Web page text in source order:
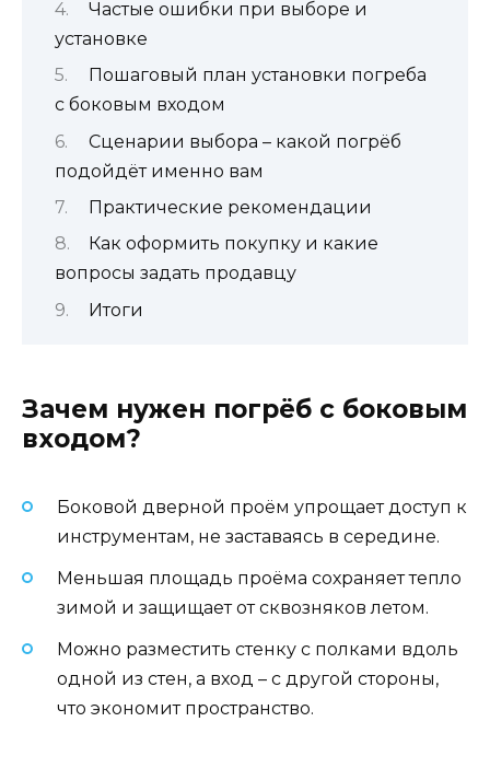
Частые ошибки при выборе и
установке
Пошаговый план установки погреба
с боковым входом
Сценарии выбора – какой погрёб
подойдёт именно вам
Практические рекомендации
Как оформить покупку и какие
вопросы задать продавцу
Итоги
Зачем нужен погрёб с боковым
входом?
Боковой дверной проём упрощает доступ к
инструментам, не заставаясь в середине.
Меньшая площадь проёма сохраняет тепло
зимой и защищает от сквозняков летом.
Можно разместить стенку с полками вдоль
одной из стен, а вход – с другой стороны,
что экономит пространство.